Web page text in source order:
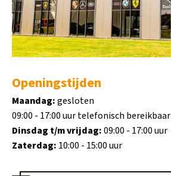
Openingstijden
Maandag:gesloten
09:00 - 17:00 uur telefonisch bereikbaar
Dinsdag t/m vrijdag:09:00 - 17:00 uur
Zaterdag: 10:00 - 15:00 uur